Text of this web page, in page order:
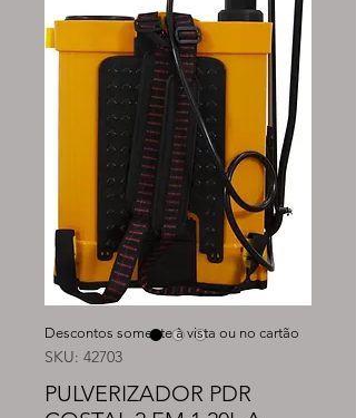
SKU: 42703
PULVERIZADOR PDR
Descontos somente à vista ou no cartão